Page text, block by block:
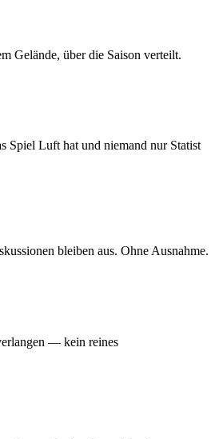
Gelände, über die Saison verteilt.
Spiel Luft hat und niemand nur Statist
bleiben aus. Ohne Ausnahme.
— kein reines